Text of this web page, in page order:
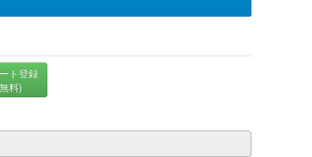
ト登録
料)